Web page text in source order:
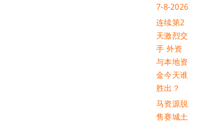
7-8-2026
连续第2
天激烈交
手 外资
与本地资
金今天谁
胜出？
马资源脱
售赛城土